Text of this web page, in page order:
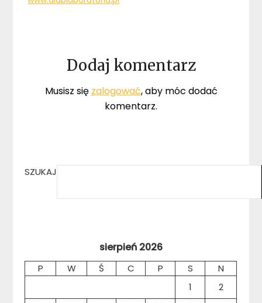
Dodaj komentarz
Musisz się zalogować, aby móc dodać
komentarz.
SZUKAJ
sierpień 2026
P W Ś C P S
N
1
2